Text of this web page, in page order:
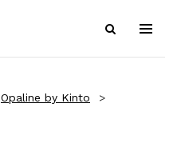
Opaline by Kinto